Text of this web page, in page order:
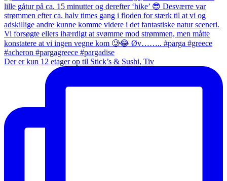
Der er kun 12 etager op til Stick’s & Sushi, Tiv